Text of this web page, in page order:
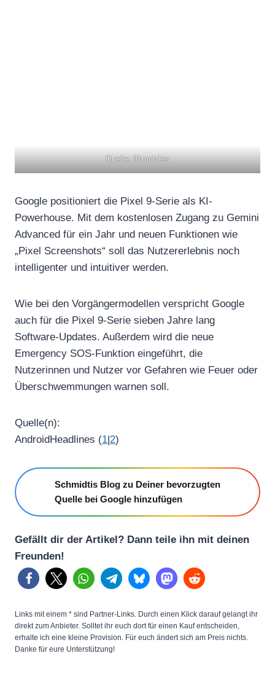
Quelle: 91mobiles
Google positioniert die Pixel 9-Serie als KI-
Powerhouse. Mit dem kostenlosen Zugang zu Gemini
Advanced für ein Jahr und neuen Funktionen wie
„Pixel Screenshots“ soll das Nutzererlebnis noch
intelligenter und intuitiver werden.
Wie bei den Vorgängermodellen verspricht Google
auch für die Pixel 9-Serie sieben Jahre lang
Software-Updates. Außerdem wird die neue
Emergency SOS-Funktion eingeführt, die
Nutzerinnen und Nutzer vor Gefahren wie Feuer oder
Überschwemmungen warnen soll.
Quelle(n):
AndroidHeadlines (1|2)
Schmidtis Blog zu Deiner bevorzugten
Quelle bei Google hinzufügen
Gefällt dir der Artikel? Dann teile ihn mit deinen
Freunden!
Links mit einem * sind Partner-Links. Durch einen Klick darauf gelangt ihr
direkt zum Anbieter. Solltet ihr euch dort für einen Kauf entscheiden,
erhalte ich eine kleine Provision. Für euch ändert sich am Preis nichts.
Danke für eure Unterstützung!